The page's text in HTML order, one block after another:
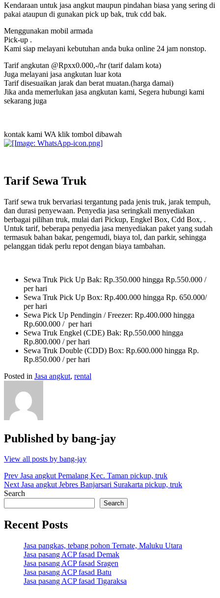
Kendaraan untuk jasa angkut maupun pindahan biasa yang sering di
pakai ataupun di gunakan pick up bak, truk cdd bak.
Menggunakan mobil armada
Pick-up .
Kami siap melayani kebutuhan anda buka online 24 jam nonstop.
Tarif angkutan @Rpxx0.000,-/hr (tarif dalam kota)
Juga melayani jasa angkutan luar kota
Tarif disesuaikan jarak dan berat muatan.(harga damai)
Jika anda memerlukan jasa angkutan kami, Segera hubungi kami
sekarang juga
kontak kami WA klik tombol dibawah
Tarif Sewa Truk
Tarif sewa truk bervariasi tergantung pada jenis truk, jarak tempuh,
dan durasi penyewaan. Penyedia jasa seringkali menyediakan
berbagai pilihan truk, mulai dari Pickup, Engkel Box, Cdd Box, .
Untuk tarif, beberapa penyedia jasa menyediakan paket yang sudah
termasuk bahan bakar, pengemudi, biaya tol, dan parkir, sehingga
pelanggan tidak perlu repot dengan biaya tambahan.
Sewa Truk Pick Up Bak: Rp.350.000 hingga Rp.550.000 /
per hari
Sewa Truk Pick Up Box: Rp.400.000 hingga Rp. 650.000/
per hari
Sewa Pick Up Pendingin / Freezer: Rp.400.000 hingga
Rp.600.000 / per hari
Sewa Truk Engkel (CDE) Bak: Rp.550.000 hingga
Rp.800.000 / per hari
Sewa Truk Double (CDD) Box: Rp.600.000 hingga Rp.
Rp.850.000 / per hari
Posted in Jasa angkut, rental
Published by bang-jay
View all posts by bang-jay
Post
navigation
Prev Jasa angkut Pemalang Kec. Taman pickup, truk
Next Jasa angkut Jebres Banjarsari Surakarta pickup, truk
Search
Search
Recent Posts
Jasa pangkas, tebang pohon Ternate, Maluku Utara
Jasa pasang ACP fasad Demak
Jasa pasang ACP fasad Sragen
Jasa pasang ACP fasad Batu
Jasa pasang ACP fasad Tigaraksa